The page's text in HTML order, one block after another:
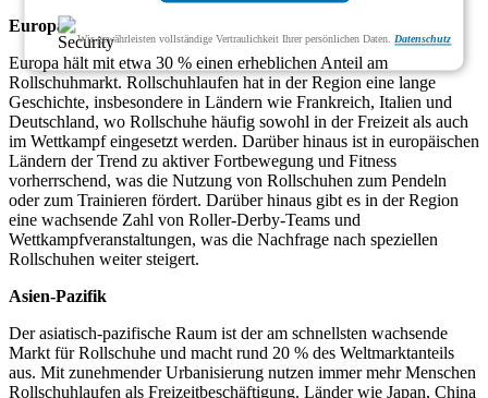
Wir gewährleisten vollständige Vertraulichkeit Ihrer persönlichen Daten.Datenschutz
Europa
Europa hält mit etwa 30 % einen erheblichen Anteil am
Rollschuhmarkt. Rollschuhlaufen hat in der Region eine lange
Geschichte, insbesondere in Ländern wie Frankreich, Italien und
Deutschland, wo Rollschuhe häufig sowohl in der Freizeit als auch
im Wettkampf eingesetzt werden. Darüber hinaus ist in europäischen
Ländern der Trend zu aktiver Fortbewegung und Fitness
vorherrschend, was die Nutzung von Rollschuhen zum Pendeln
oder zum Trainieren fördert. Darüber hinaus gibt es in der Region
eine wachsende Zahl von Roller-Derby-Teams und
Wettkampfveranstaltungen, was die Nachfrage nach speziellen
Rollschuhen weiter steigert.
Asien-Pazifik
Der asiatisch-pazifische Raum ist der am schnellsten wachsende
Markt für Rollschuhe und macht rund 20 % des Weltmarktanteils
aus. Mit zunehmender Urbanisierung nutzen immer mehr Menschen
Rollschuhlaufen als Freizeitbeschäftigung. Länder wie Japan, China